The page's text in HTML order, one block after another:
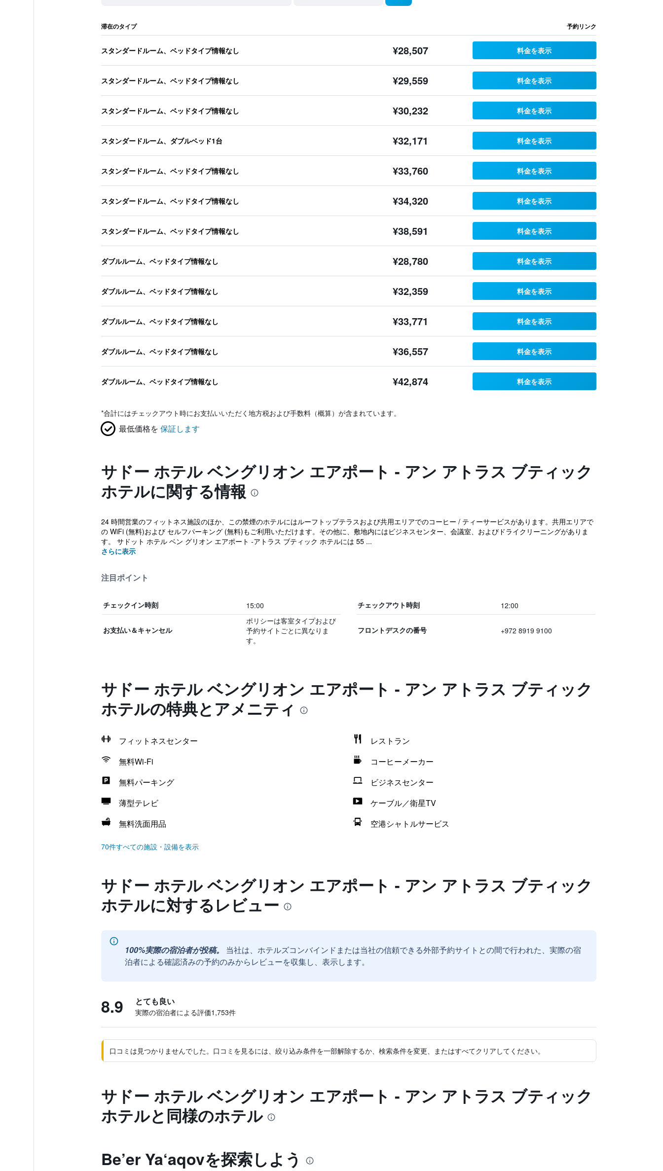
滞在のタイプ 予約リンク
スタンダードルーム、ベッドタイプ情報なし ¥28,507 料金を表示
スタンダードルーム、ベッドタイプ情報なし ¥29,559 料金を表示
スタンダードルーム、ベッドタイプ情報なし ¥30,232 料金を表示
スタンダードルーム、ダブルベッド1台 ¥32,171 料金を表示
スタンダードルーム、ベッドタイプ情報なし ¥33,760 料金を表示
スタンダードルーム、ベッドタイプ情報なし ¥34,320 料金を表示
スタンダードルーム、ベッドタイプ情報なし ¥38,591 料金を表示
ダブルルーム、ベッドタイプ情報なし ¥28,780 料金を表示
ダブルルーム、ベッドタイプ情報なし ¥32,359 料金を表示
ダブルルーム、ベッドタイプ情報なし ¥33,771 料金を表示
ダブルルーム、ベッドタイプ情報なし ¥36,557 料金を表示
ダブルルーム、ベッドタイプ情報なし ¥42,874 料金を表示
*合計にはチェックアウト時にお支払いいただく地方税および手数料（概算）が含まれています。
最低価格を 保証します
サドー ホテル ベングリオン エアポート - アン アトラス ブティック
ホテルに関する情報
24 時間営業のフィットネス施設のほか、この禁煙のホテルにはルーフトップテラスおよび共用エリアでのコーヒー / ティーサービスがあります。共用エリアで
の WiFi (無料)および セルフパーキング (無料)もご利用いただけます。その他に、敷地内にはビジネスセンター、会議室、およびドライクリーニングがありま
す。 サドット ホテル ベン グリオン エアポート -アトラス ブティック ホテルには 55 ...
さらに表示
注目ポイント
チェックイン時刻 15:00 チェックアウト時刻 12:00
お支払い＆キャンセル
ポリシーは客室タイプおよび
予約サイトごとに異なりま
す。
フロントデスクの番号 +972 8919 9100
サドー ホテル ベングリオン エアポート - アン アトラス ブティック
ホテルの特典とアメニティ
フィットネスセンター
レストラン
無料Wi-Fi
コーヒーメーカー
無料パーキング
ビジネスセンター
薄型テレビ
ケーブル／衛星TV
無料洗面用品
空港シャトルサービス
70件すべての施設・設備を表示
サドー ホテル ベングリオン エアポート - アン アトラス ブティック
ホテルに対するレビュー
100%実際の宿泊者が投稿。
当社は、ホテルズコンバインドまたは当社の信頼できる外部予約サイトとの間で行われた、実際の宿
泊者による確認済みの予約のみからレビューを収集し、表示します。
8.9 とても良い
実際の宿泊者による評価1,753​件
口コミは見つかりませんでした。口コミを見るには、絞り込み条件を一部解除するか、検索条件を変更、またはすべてクリアしてください。
サドー ホテル ベングリオン エアポート - アン アトラス ブティック
ホテルと同様のホテル
Be’er Ya‘aqov​を探索しよう